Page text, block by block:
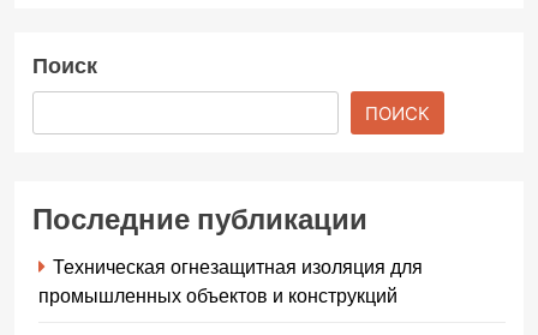
Поиск
ПОИСК
Последние публикации
Техническая огнезащитная изоляция для
промышленных объектов и конструкций